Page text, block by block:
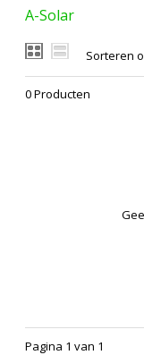
A-Solar
Sorteren
0 Producten
Pagina 1 van 1